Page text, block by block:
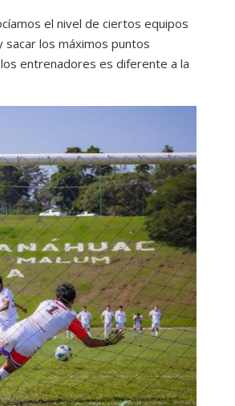
el nivel de ciertos equipos
sacar los máximos puntos
entrenadores es diferente a la